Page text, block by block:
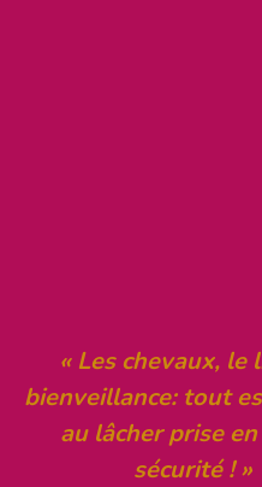
« Les chevaux, le
bienveillance: tout
au lâcher prise
sécurité ! »